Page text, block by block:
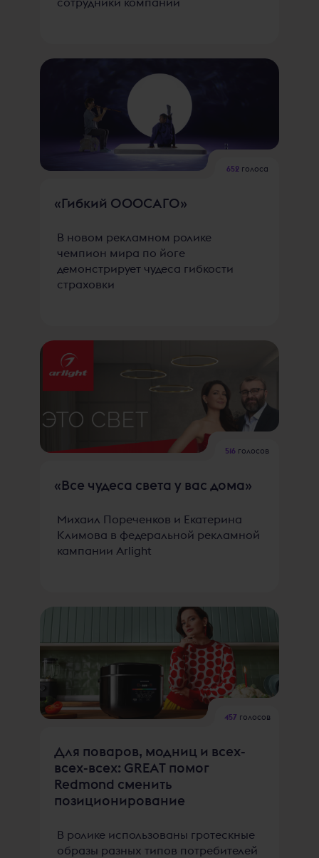
652голоса
«Гибкий ОOOСАГО»
В новом рекламном ролике
чемпион мира по йоге
демонстрирует чудеса гибкости
страховки
516 голосов
«Все чудеса света у вас дома»
Михаил Пореченков и Екатерина
Климова в федеральной рекламной
кампании Arlight
457голосов
Для поваров, модниц и всех-
всех-всех: GREAT помог
Redmond сменить
позиционирование
В ролике использованы гротескные
образы разных типов потребителей